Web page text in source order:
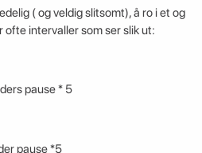
( og veldig slitsomt), å ro i et og
ofte intervaller som ser slik ut:
pause * 5
pause *5